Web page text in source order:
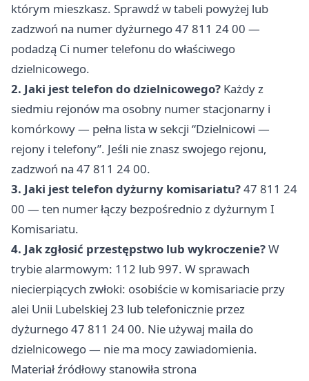
którym mieszkasz. Sprawdź w tabeli powyżej lub
zadzwoń na numer dyżurnego 47 811 24 00 —
podadzą Ci numer telefonu do właściwego
dzielnicowego.
2. Jaki jest telefon do dzielnicowego? Każdy z
siedmiu rejonów ma osobny numer stacjonarny i
komórkowy — pełna lista w sekcji “Dzielnicowi —
rejony i telefony”. Jeśli nie znasz swojego rejonu,
zadzwoń na 47 811 24 00.
3. Jaki jest telefon dyżurny komisariatu?47 811 24
00 — ten numer łączy bezpośrednio z dyżurnym I
Komisariatu.
4. Jak zgłosić przestępstwo lub wykroczenie?W
trybie alarmowym: 112 lub 997. W sprawach
niecierpiących zwłoki: osobiście w komisariacie przy
alei Unii Lubelskiej 23 lub telefonicznie przez
dyżurnego 47 811 24 00. Nie używaj maila do
dzielnicowego — nie ma mocy zawiadomienia.
Materiał źródłowy stanowiła strona